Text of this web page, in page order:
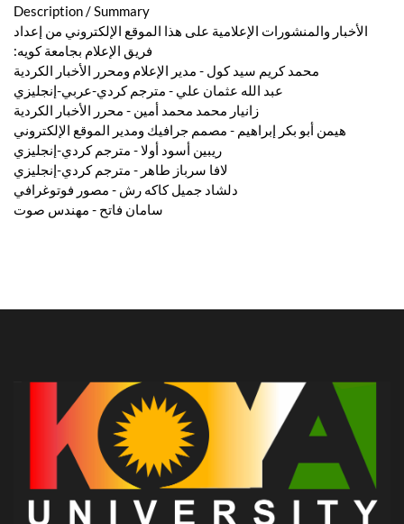
Description / Summary
الأخبار والمنشورات الإعلامية على هذا الموقع الإلكتروني من إعداد
فريق الإعلام بجامعة كويه:
محمد كريم سيد كول - مدير الإعلام ومحرر الأخبار الكردية
عبد الله عثمان علي - مترجم كردي-عربي-إنجليزي
زانيار محمد محمد أمين - محرر الأخبار الكردية
هيمن أبو بكر إبراهيم - مصمم جرافيك ومدير الموقع الإلكتروني
ريبين أسود أولا - مترجم كردي-إنجليزي
لافا سرباز طاهر - مترجم كردي-إنجليزي
دلشاد جميل كاكه رش - مصور فوتوغرافي
سامان فاتح - مهندس صوت